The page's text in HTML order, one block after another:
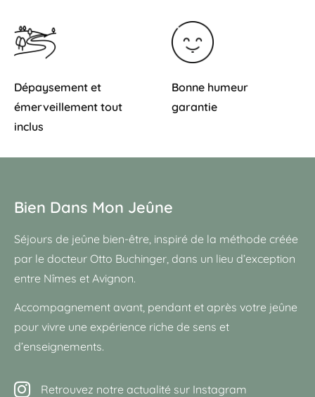
Dépaysement et
émerveillement tout
inclus
Bonne humeur
garantie
Bien Dans Mon Jeûne
Séjours de jeûne bien-être, inspiré de la méthode créée
par le docteur Otto Buchinger, dans un lieu d’exception
entre Nîmes et Avignon.
Accompagnement avant, pendant et après votre jeûne
pour vivre une expérience riche de sens et
d’enseignements.
Retrouvez notre actualité sur Instagram